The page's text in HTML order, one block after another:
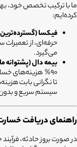
ما با ترکیب تخصص خود،
کرده‌ایم:
فیکسا
حرفه‌ای، از تعمیرات
می‌گیرد.
بیمه دال (پشتوانه
90% هزینه‌های
تا نگرانی بابت
سیستم سریع و
راهنمای دریافت
در صورت بروز حادثه،